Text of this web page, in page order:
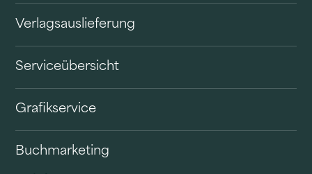
Verlagsauslieferung
Serviceübersicht
Grafikservice
Buchmarketing